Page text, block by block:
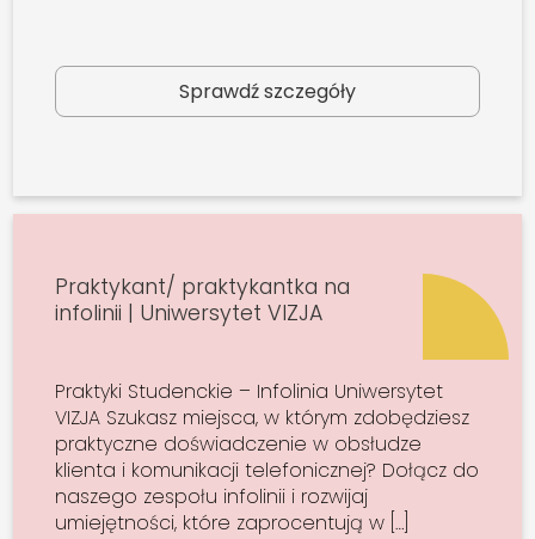
Sprawdź szczegóły
Praktykant/ praktykantka na
infolinii | Uniwersytet VIZJA
Praktyki Studenckie – Infolinia Uniwersytet
VIZJA Szukasz miejsca, w którym zdobędziesz
praktyczne doświadczenie w obsłudze
klienta i komunikacji telefonicznej? Dołącz do
naszego zespołu infolinii i rozwijaj
umiejętności, które zaprocentują w […]